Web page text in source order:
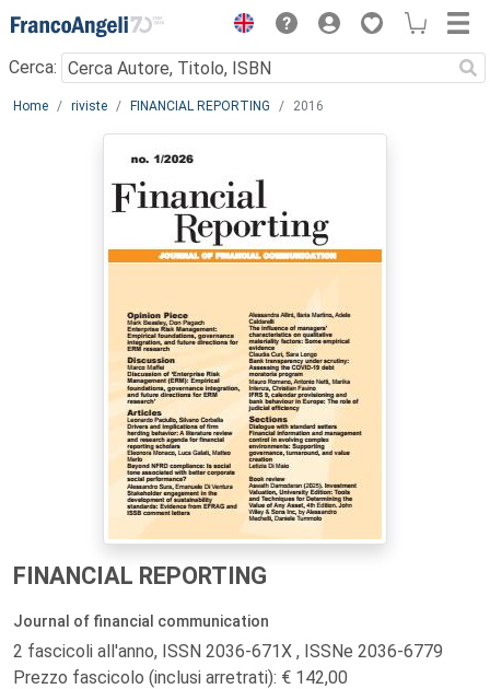
Menu
Cerca:
Main content
Home riviste FINANCIAL REPORTING 2016
FINANCIAL REPORTING
Journal of financial communication
2 fascicoli all'anno, ISSN 2036-671X , ISSNe 2036-6779
Prezzo fascicolo (inclusi arretrati): € 142,00